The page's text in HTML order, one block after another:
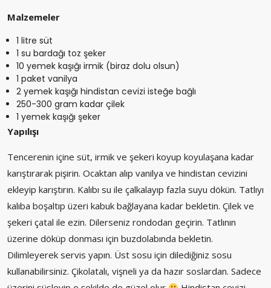
Malzemeler
1 litre süt
1 su bardağı toz şeker
10 yemek kaşığı irmik (biraz dolu olsun)
1 paket vanilya
2 yemek kaşığı hindistan cevizi isteğe bağlı
250-300 gram kadar çilek
1 yemek kaşığı şeker
Yapılışı
Tencerenin içine süt, irmik ve şekeri koyup koyulaşana kadar
karıştırarak pişirin. Ocaktan alıp vanilya ve hindistan cevizini
ekleyip karıştırın. Kalıbı su ile çalkalayıp fazla suyu dökün. Tatlıyı
kalıba boşaltıp üzeri kabuk bağlayana kadar bekletin. Çilek ve
şekeri çatal ile ezin. Dilerseniz rondodan geçirin. Tatlının
üzerine döküp donması için buzdolabında bekletin.
Dilimleyerek servis yapın. Üst sosu için dilediğiniz sosu
kullanabilirsiniz. Çikolatalı, vişneli ya da hazır soslardan. Sadece